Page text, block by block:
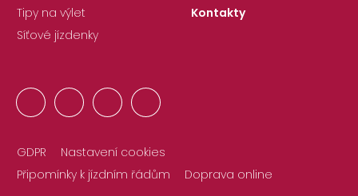
Tipy na výlet
Síťové jízdenky
Kontakty
GDPR
Nastavení cookies
Připomínky k jízdním řádům
Doprava online